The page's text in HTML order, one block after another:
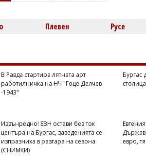
Плевен Русе
В Равда стартира лятната арт
работилничка на НЧ "Гоце Делчев
-1943"
Бургас
Извънредно! ЕВН остави без ток
центъра на Бургас, заведенията се
изпразниха в разгара на сезона
(СНИМКИ)
евро,